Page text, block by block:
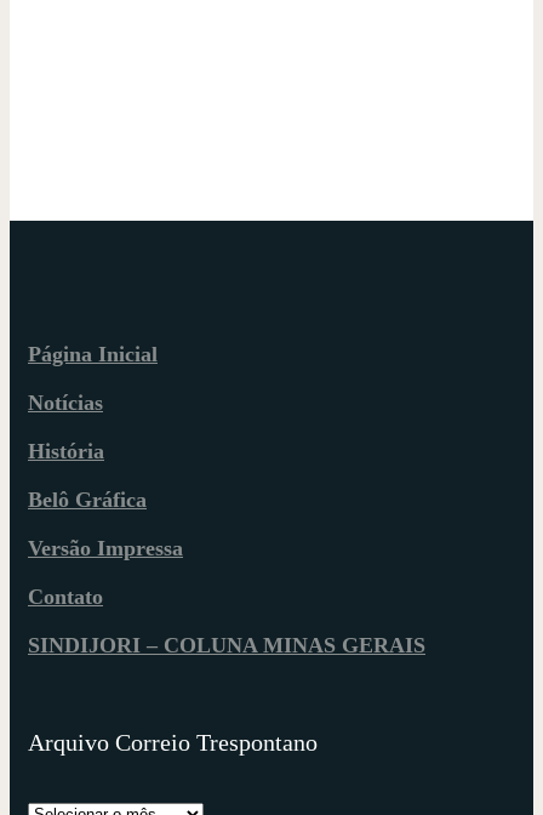
Página Inicial
Notícias
História
Belô Gráfica
Versão Impressa
Contato
SINDIJORI – COLUNA MINAS GERAIS
Arquivo Correio Trespontano